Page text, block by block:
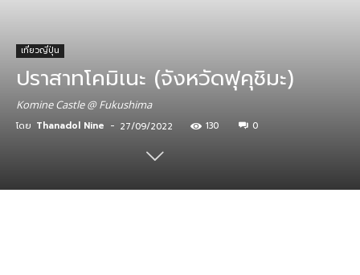
เที่ยวญี่ปุ่น
ปราสาทโคมิเนะ (จังหวัดฟุคุชิมะ)
Komine Castle @ Fukushima
โดย Thanadol Nine - 27/09/2022 130 0